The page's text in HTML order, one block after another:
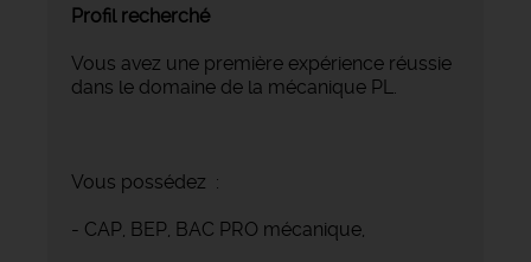
Profil recherché
Vous avez une première expérience réussie
dans le domaine de la mécanique PL.
Vous possédez :
- CAP, BEP, BAC PRO mécanique,